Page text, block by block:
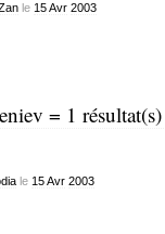
le 15 Avr 2003
= 1
le 15 Avr 2003